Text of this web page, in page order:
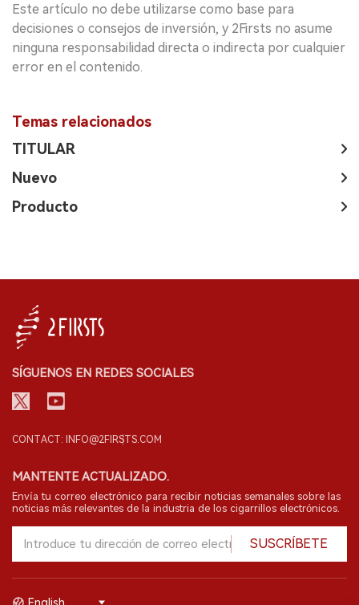
Este artículo no debe utilizarse como base para
decisiones o consejos de inversión, y 2Firsts no asume
ninguna responsabilidad directa o indirecta por cualquier
error en el contenido.
Temas relacionados
TITULAR
Nuevo
Producto
SÍGUENOS EN REDES SOCIALES
CONTACT: INFO@2FIRSTS.COM
MANTENTE ACTUALIZADO.
Envía tu correo electrónico para recibir noticias semanales sobre las
noticias más relevantes de la industria de los cigarrillos electrónicos.
SUSCRÍBETE